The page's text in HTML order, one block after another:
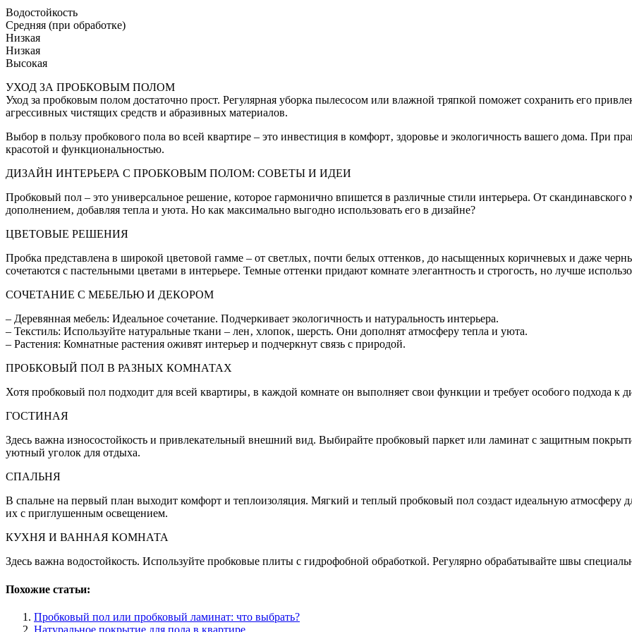
Водостойкость
Средняя (при обработке)
Низкая
Низкая
Высокая
УХОД ЗА ПРОБКОВЫМ ПОЛОМ
Уход за пробковым полом достаточно прост. Регулярная уборка пылесосом или влажной тряпкой поможет сохранить его
агрессивных чистящих средств и абразивных материалов.
Выбор в пользу пробкового пола во всей квартире – это инвестиция в комфорт‚ здоровье и экологичность вашего дома. При
красотой и функциональностью.
ДИЗАЙН ИНТЕРЬЕРА С ПРОБКОВЫМ ПОЛОМ: СОВЕТЫ И ИДЕИ
Пробковый пол – это универсальное решение‚ которое гармонично впишется в различные стили интерьера. От
дополнением‚ добавляя тепла и уюта. Но как максимально выгодно использовать его в дизайне?
ЦВЕТОВЫЕ РЕШЕНИЯ
Пробка представлена в широкой цветовой гамме – от светлых‚ почти белых оттенков‚ до насыщенных коричневых и даже
сочетаются с пастельными цветами в интерьере. Темные оттенки придают комнате элегантность и строгость‚ но лучше
СОЧЕТАНИЕ С МЕБЕЛЬЮ И ДЕКОРОМ
– Деревянная мебель: Идеальное сочетание. Подчеркивает экологичность и натуральность интерьера.
– Текстиль: Используйте натуральные ткани – лен‚ хлопок‚ шерсть. Они дополнят атмосферу тепла и уюта.
– Растения: Комнатные растения оживят интерьер и подчеркнут связь с природой.
ПРОБКОВЫЙ ПОЛ В РАЗНЫХ КОМНАТАХ
Хотя пробковый пол подходит для всей квартиры‚ в каждой комнате он выполняет свои функции и требует особого подхода к
ГОСТИНАЯ
Здесь важна износостойкость и привлекательный внешний вид. Выбирайте пробковый паркет или ламинат с защитным
уютный уголок для отдыха.
СПАЛЬНЯ
В спальне на первый план выходит комфорт и теплоизоляция. Мягкий и теплый пробковый пол создаст идеальную атмосферу
их с приглушенным освещением.
КУХНЯ И ВАННАЯ КОМНАТА
Здесь важна водостойкость. Используйте пробковые плиты с гидрофобной обработкой. Регулярно обрабатывайте швы
Похожие статьи:
Пробковый пол или пробковый ламинат: что выбрать?
Натуральное покрытие для пола в квартире